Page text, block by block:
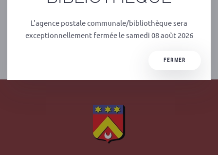
https://sve.sirap.fr/#/019004/connexion.
L'agence postale communale/bibliothèque sera
exceptionnellement fermée le samedi 08 août 2026
FERMER